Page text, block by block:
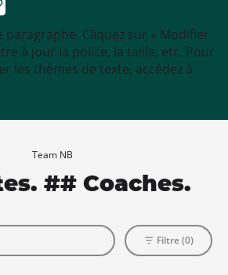
paragraphe. Cliquez sur « Modifier
à jour la police, la taille, etc. Pour
les thèmes de texte, accédez à
Team NB
## Coaches.
Filtre (0)